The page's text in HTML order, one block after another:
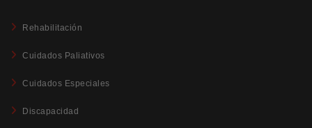
Rehabilitación
Cuidados Paliativos
Cuidados Especiales
Discapacidad